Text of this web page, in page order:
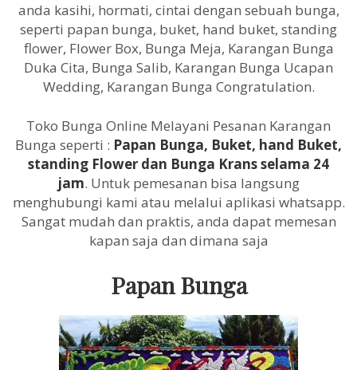
anda kasihi, hormati, cintai dengan sebuah bunga,
seperti papan bunga, buket, hand buket, standing
flower, Flower Box, Bunga Meja, Karangan Bunga
Duka Cita, Bunga Salib, Karangan Bunga Ucapan
Wedding, Karangan Bunga Congratulation.
Toko Bunga Online Melayani Pesanan Karangan
Bunga seperti : Papan Bunga, Buket, hand Buket,
standing Flower dan Bunga Krans selama 24
jam. Untuk pemesanan bisa langsung
menghubungi kami atau melalui aplikasi whatsapp.
Sangat mudah dan praktis, anda dapat memesan
kapan saja dan dimana saja
Papan Bunga